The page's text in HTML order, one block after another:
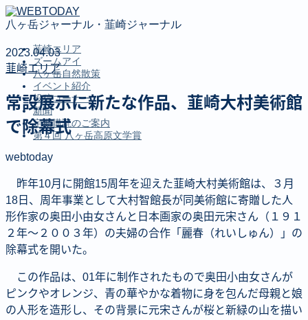
八ヶ岳ジャーナル・韮崎ジャーナル
韮崎エリア
ズームアイ
八ヶ岳自然散策
イベント紹介
投稿コーナー
新聞
定期購読のご案内
第４回 八ヶ岳高原文学賞
韮崎エリア
ズームアイ
八ヶ岳自然散策
イベント紹介
投稿コーナー
新聞
定期購読のご案内
第４回 八ヶ岳高原文学賞
2023.04.03
韮崎エリア
常設展示に新たな作品、韮崎大村美術館
で除幕式
webtoday
昨年10月に開館15周年を迎えた韮崎大村美術館は、３月
18日、周年事業として大村智館長が同美術館に寄贈した人
形作家の奥田小由女さんと日本画家の奥田元宋さん（１９１
２年〜２００３年）の夫婦の合作「麗春（れいしゅん）」の
除幕式を開いた。
この作品は、01年に制作されたもので奥田小由女さんが
ピンクやオレンジ、青の華やかな着物に身を包んだ母親と娘
の人形を造形し、その背景に元宋さんが桜と新緑の山を描い